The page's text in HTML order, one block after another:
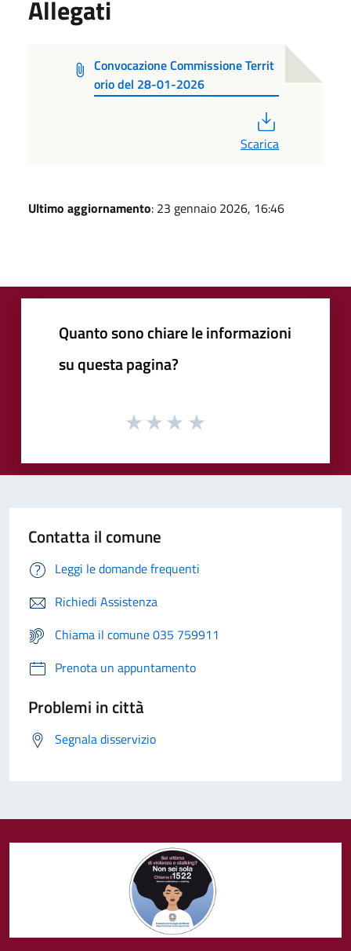
Allegati
Convocazione Commissione Territ
orio del 28-01-2026
Scarica
Ultimo aggiornamento: 23 gennaio 2026, 16:46
Quanto sono chiare le informazioni
su questa pagina?
Contatta il comune
Leggi le domande frequenti
Richiedi Assistenza
Chiama il comune 035 759911
Prenota un appuntamento
Problemi in città
Segnala disservizio